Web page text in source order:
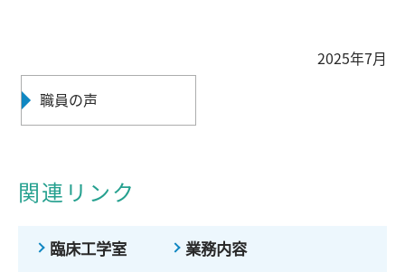
2025年7月
職員の声
関連リンク
臨床工学室 業務内容